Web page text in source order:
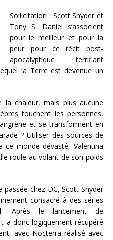
Sollicitation : Scott Snyder et
Tony S. Daniel s’associent
pour le meilleur et pour la
peur pour ce récit post-
apocalyptique terrifiant
la Terre est devenue un
chaleur, mais plus aucune
touchent les personnes,
et se transforment en
? Utiliser des sources de
monde dévasté, Valentina
roule au volant de son poids
passée chez DC, Scott Snyder
consacré à des séries
Après le lancement de
a donc logiquement récupéré
avec Nocterra réalisé avec